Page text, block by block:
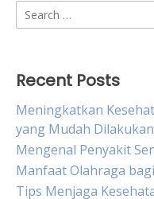
Search
for:
Recent Posts
Meningkatkan
yang Mudah Dilakukan
Mengenal Penyakit
Manfaat Olahraga
Tips Menjaga